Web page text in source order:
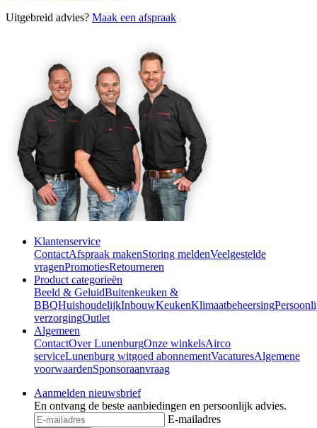
Uitgebreid advies? Maak een afspraak
Klantenservice
ContactAfspraak makenStoring meldenVeelgestelde
vragenPromotiesRetourneren
Product categorieën
Beeld & GeluidBuitenkeuken &
BBQHuishoudelijkInbouwKeukenKlimaatbeheersing
verzorgingOutlet
Algemeen
ContactOver LunenburgOnze winkelsAirco
serviceLunenburg witgoed abonnementVacaturesAlgemene
voorwaardenSponsoraanvraag
Aanmelden nieuwsbrief
En ontvang de beste aanbiedingen en persoonlijk advies.
E-mailadres